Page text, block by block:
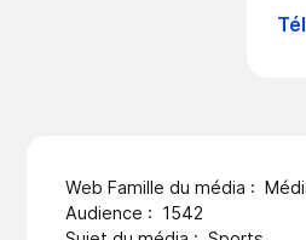
Web Famille du média :
Audience : 1542